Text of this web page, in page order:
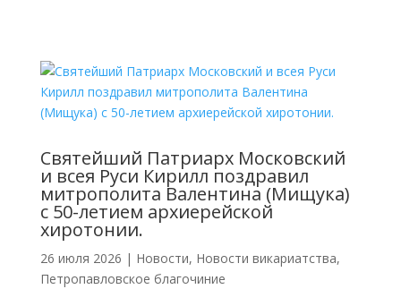
Святейший Патриарх Московский
и всея Руси Кирилл поздравил
митрополита Валентина (Мищука)
с 50-летием архиерейской
хиротонии.
26 июля 2026 | Новости, Новости викариатства,
Петропавловское благочиние